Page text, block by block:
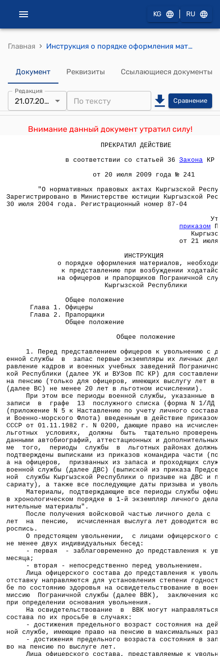
KG RU
Главная › Инструкция о порядке оформления материалов, необходимых к представлению при возбуждении ходатайств на офицеров и прапорщиков Пограничной службы Кыргызской Республики (Утверждена приказом Пограничной службы Кыргызской Республики от 21 июля 2004 года N 259)
Документ Реквизиты Ссылающиеся документы
Редакция
21.07.2004 Сравнение
Внимание данный документ утратил силу!